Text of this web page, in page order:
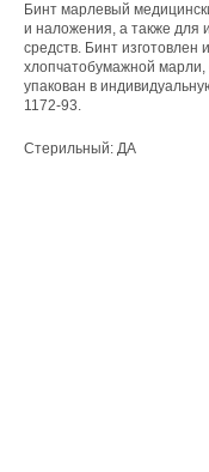
Бинт марлевый
и наложения, а также для
средств. Бинт изготовлен
хлопчатобумажной
упакован в
1172-93.
Стерильный: ДА